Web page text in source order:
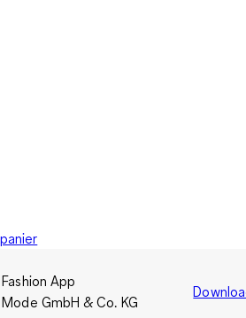
App
GmbH & Co. KG